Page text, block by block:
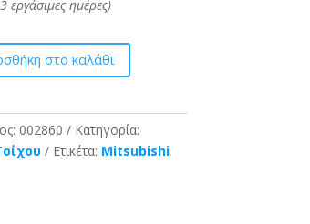
εργάσιμες ημέρες)
στο καλάθι
002860
Κατηγορία:
Ετικέτα: Mitsubishi